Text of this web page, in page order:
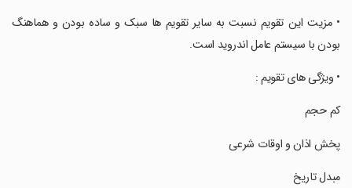
‏‏‏‏• مزیت این تقویم نسبت به سایر تقویم ها سبک و ساده بودن و هماهنگ
بودن با سیستم عامل اندروید است.
‏‏‏‏• ویژگی های تقویم :
‏‏‏‏کم حجم
‏‏‏‏پخش اذان و اوقات شرعی
‏‏‏‏مبدل تاریخ